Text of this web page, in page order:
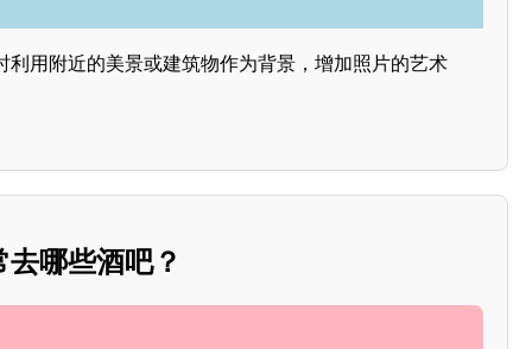
利用附近的美景或建筑物作为背景，增加照片的艺术
哪些酒吧？